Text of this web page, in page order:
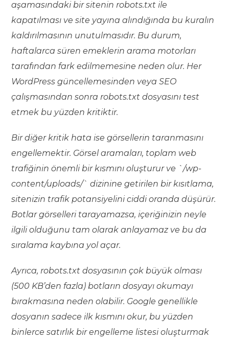
aşamasındaki bir sitenin robots.txt ile
kapatılması ve site yayına alındığında bu kuralın
kaldırılmasının unutulmasıdır. Bu durum,
haftalarca süren emeklerin arama motorları
tarafından fark edilmemesine neden olur. Her
WordPress güncellemesinden veya SEO
çalışmasından sonra robots.txt dosyasını test
etmek bu yüzden kritiktir.
Bir diğer kritik hata ise görsellerin taranmasını
engellemektir. Görsel aramaları, toplam web
trafiğinin önemli bir kısmını oluşturur ve `/wp-
content/uploads/` dizinine getirilen bir kısıtlama,
sitenizin trafik potansiyelini ciddi oranda düşürür.
Botlar görselleri tarayamazsa, içeriğinizin neyle
ilgili olduğunu tam olarak anlayamaz ve bu da
sıralama kaybına yol açar.
Ayrıca, robots.txt dosyasının çok büyük olması
(500 KB’den fazla) botların dosyayı okumayı
bırakmasına neden olabilir. Google genellikle
dosyanın sadece ilk kısmını okur, bu yüzden
binlerce satırlık bir engelleme listesi oluşturmak